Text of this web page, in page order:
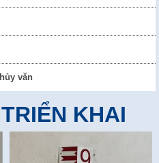
văn
KHAI